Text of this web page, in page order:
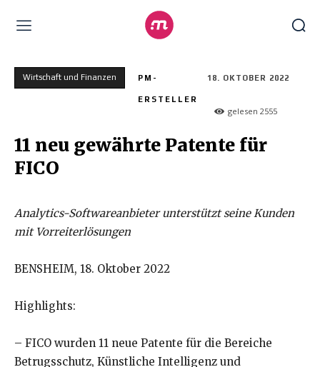
Wirtschaft und Finanzen PM-
ERSTELLER
18. OKTOBER 2022
gelesen 2555
11 neu gewährte Patente für
FICO
Analytics-Softwareanbieter unterstützt seine Kunden
mit Vorreiterlösungen
BENSHEIM, 18. Oktober 2022
Highlights:
– FICO wurden 11 neue Patente für die Bereiche
Betrugsschutz, Künstliche Intelligenz und